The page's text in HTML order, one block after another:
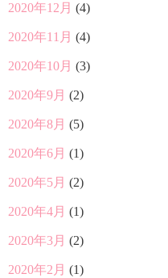
2020年12月 (4)
2020年11月 (4)
2020年10月 (3)
2020年9月 (2)
2020年8月 (5)
2020年6月 (1)
2020年5月 (2)
2020年4月 (1)
2020年3月 (2)
2020年2月 (1)